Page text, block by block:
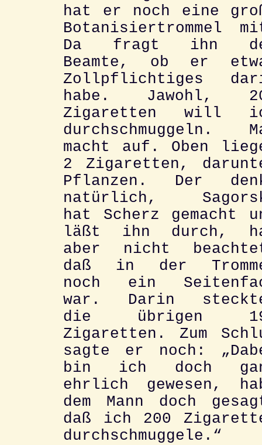
hat er noch eine
Botanisiertrommel
Da fragt ihn
Beamte, ob er
Zollpflichtiges
habe. Jawohl,
Zigaretten will
durchschmuggeln.
macht auf. Oben
2 Zigaretten,
Pflanzen. Der
natürlich,
hat Scherz gemacht
läßt ihn durch,
aber nicht
daß in der
noch ein
war. Darin
die übrigen
Zigaretten. Zum
sagte er noch:
bin ich doch
ehrlich gewesen,
dem Mann doch
daß ich 200
durchschmuggele.“